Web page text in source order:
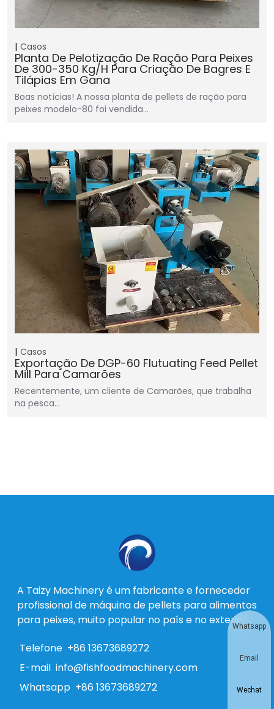
Casos
Planta De Pelotização De Ração Para Peixes
De 300-350 Kg/h Para Criação De Bagres E
Tilápias Em Gana
Boas notícias! A nossa planta de pellets de ração para
peixes modelo-80 foi vendida…
Casos
Exportação De DGP-60 Flutuating Feed Pellet
Mill Para Camarões
Recentemente, um cliente de Camarões, que trabalha
na pesca…
A Taizy Machinery é um fabricante e fornecedor
profissional de máquina de pellets para alimentos
para peixes, muito popular no país e no exterior.
Telefone +86 13673689272
E-mail info@fishfoodmachinery.com
Whatsapp +86 13673689272
Whatsapp
Email
Wechat